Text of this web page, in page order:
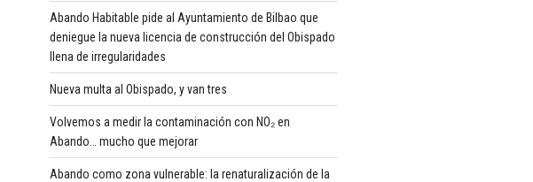
Abando Habitable pide al Ayuntamiento de Bilbao que
deniegue la nueva licencia de construcción del Obispado
llena de irregularidades
Nueva multa al Obispado, y van tres
Volvemos a medir la contaminación con NO₂ en
Abando… mucho que mejorar
Abando como zona vulnerable: la renaturalización de la